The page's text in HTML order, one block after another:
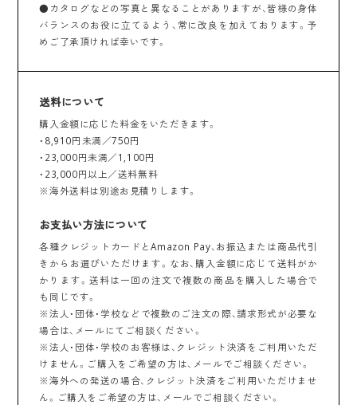
●カタログなどの写真と異なることがありますが、皆様の身体
バランスのお役に立てるよう、常に改良を加えております。予
めご了承頂ければ幸いです。
送料について
購入金額に応じた料金をいただきます。
・8,910円未満／750円
・23,000円未満／1,100円
・23,000円以上／送料無料
※海外送料は別途お見積りします。
お支払い方法について
各種クレジットカードとAmazon Pay、お振込または商品代引
きからお選びいただけます。なお、購入金額に応じて送料がか
かります。送料は一回の注文で複数の商品を購入した場合で
も同じです。
※法人・団体・学校などで複数のご注文の際、請求形式が必要な
場合は、メールにてご相談ください。
※法人・団体・学校のお客様は、クレジット決済をご利用いただ
けません。ご購入をご希望の方は、メールでご相談ください。
※海外への発送の場合、クレジット決済をご利用いただけませ
ん。ご購入をご希望の方は、メールでご相談ください。